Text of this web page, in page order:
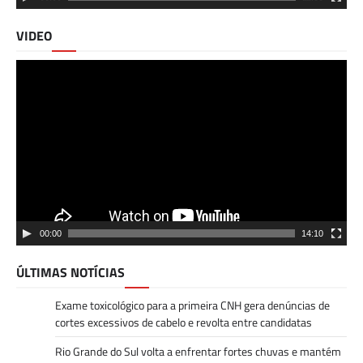
VIDEO
00:00 14:10
ÚLTIMAS NOTÍCIAS
Exame toxicológico para a primeira CNH gera denúncias de
cortes excessivos de cabelo e revolta entre candidatas
Rio Grande do Sul volta a enfrentar fortes chuvas e mantém